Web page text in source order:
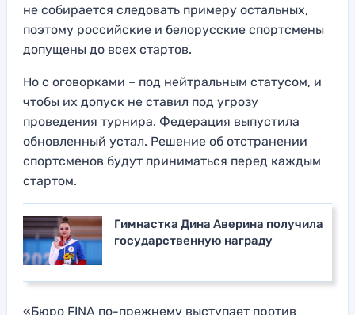
не собирается следовать примеру остальных,
поэтому российские и белорусские спортсмены
допущены до всех стартов.
Но с оговорками – под нейтральным статусом, и
чтобы их допуск не ставил под угрозу
проведения турнира. Федерация выпустила
обновленный устал. Решение об отстранении
спортсменов будут приниматься перед каждым
стартом.
Гимнастка Дина Аверина получила
государственную награду
«Бюро FINA по-прежнему выступает против